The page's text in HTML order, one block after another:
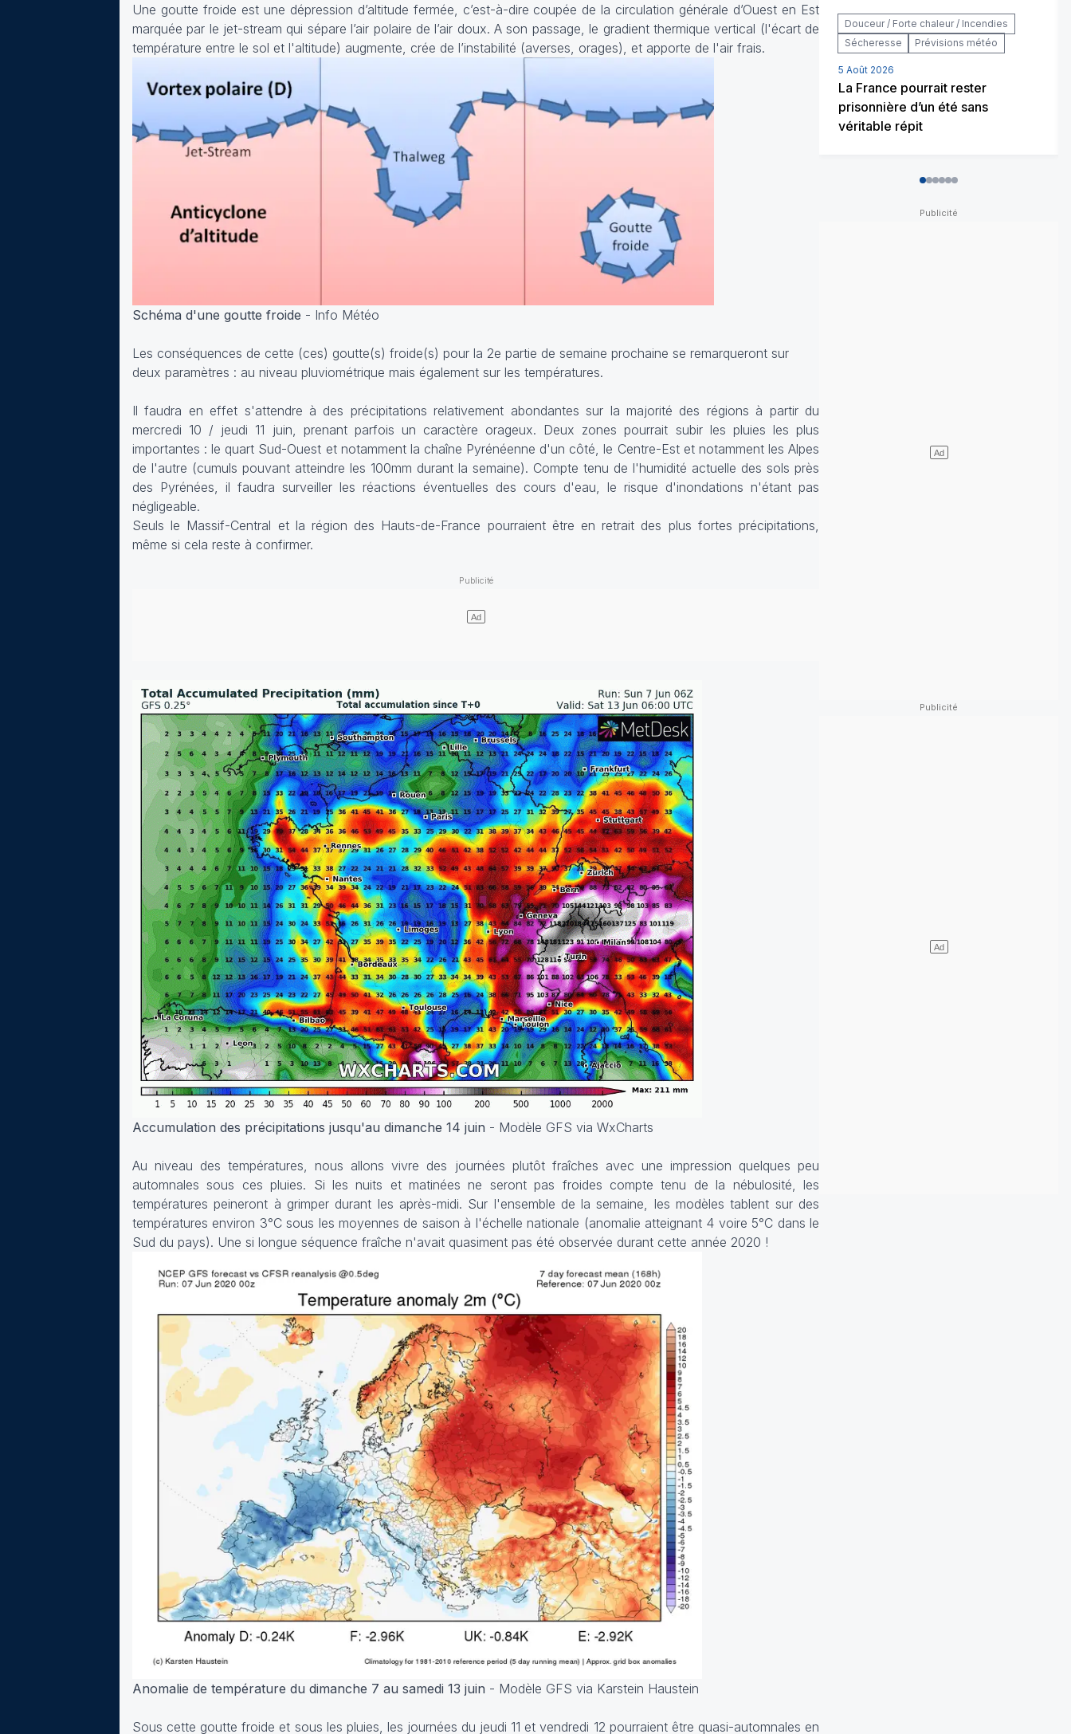
Une goutte froide est une dépression d’altitude fermée, c’est-à-dire coupée de la circulation générale d’Ouest en Est
marquée par le jet-stream qui sépare l’air polaire de l’air doux. A son passage, le gradient thermique vertical (l'écart de
température entre le sol et l'altitude) augmente, crée de l’instabilité (averses, orages), et apporte de l'air frais.
Schéma d'une goutte froide - Info Météo
Les conséquences de cette (ces) goutte(s) froide(s) pour la 2e partie de semaine prochaine se remarqueront sur
deux paramètres : au niveau pluviométrique mais également sur les températures.
Il faudra en effet s'attendre à des précipitations relativement abondantes sur la majorité des régions à partir du
mercredi 10 / jeudi 11 juin, prenant parfois un caractère orageux. Deux zones pourrait subir les pluies les plus
importantes : le quart Sud-Ouest et notamment la chaîne Pyrénéenne d'un côté, le Centre-Est et notamment les Alpes
de l'autre (cumuls pouvant atteindre les 100mm durant la semaine). Compte tenu de l'humidité actuelle des sols près
des Pyrénées, il faudra surveiller les réactions éventuelles des cours d'eau, le risque d'inondations n'étant pas
négligeable.
Seuls le Massif-Central et la région des Hauts-de-France pourraient être en retrait des plus fortes précipitations,
même si cela reste à confirmer.
Accumulation des précipitations jusqu'au dimanche 14 juin - Modèle GFS via WxCharts
Au niveau des températures, nous allons vivre des journées plutôt fraîches avec une impression quelques peu
automnales sous ces pluies. Si les nuits et matinées ne seront pas froides compte tenu de la nébulosité, les
températures peineront à grimper durant les après-midi. Sur l'ensemble de la semaine, les modèles tablent sur des
températures environ 3°C sous les moyennes de saison à l'échelle nationale (anomalie atteignant 4 voire 5°C dans le
Sud du pays). Une si longue séquence fraîche n'avait quasiment pas été observée durant cette année 2020 !
Anomalie de température du dimanche 7 au samedi 13 juin - Modèle GFS via Karstein Haustein
Sous cette goutte froide et sous les pluies, les journées du jeudi 11 et vendredi 12 pourraient être quasi-automnales en
Douceur / Forte chaleur / Incendies
Sécheresse
Prévisions météo
5 Août 2026
La France pourrait rester
prisonnière d’un été sans
véritable répit
012345